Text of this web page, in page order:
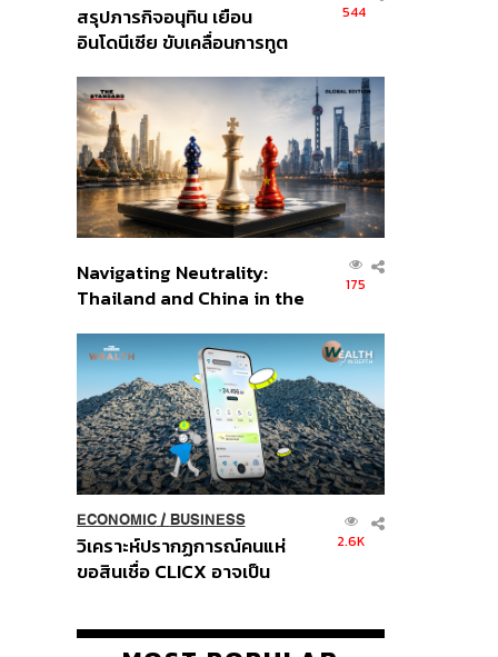
สรุปภารกิจอนุทิน เยือน
อินโดนีเซีย ขับเคลื่อนการทูต
ส่วนยุทธศาสตร์ไทย –
อินโดนีเซีย
544
Navigating Neutrality:
Thailand and China in the
Order
175
ECONOMIC/ BUSINESS
วิเคราะห์ปรากฏการณ์คนแห่
ขอสินเชื่อ CLICX อาจเป็น
ปัญหาหนี้ครัวเรือนไทยที่ถูกซุก
2.6K